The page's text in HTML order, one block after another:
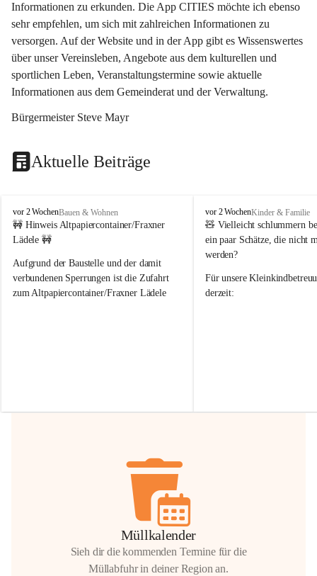
Informationen zu erkunden. Die App CITIES möchte ich ebenso
sehr empfehlen, um sich mit zahlreichen Informationen zu
versorgen. Auf der Website und in der App gibt es Wissenswertes
über unser Vereinsleben, Angebote aus dem kulturellen und
sportlichen Leben, Veranstaltungstermine sowie aktuelle
Informationen aus dem Gemeinderat und der Verwaltung.
Bürgermeister Steve Mayr
Aktuelle Beiträge
F
r
a
e
r
n
vor 2 WochenBauen & Wohnen
🚧 Hinweis Altpapiercontainer/Fraxner
Lädele 🚧
Aufgrund der Baustelle und der damit
verbundenen Sperrungen ist die Zufahrt
zum Altpapiercontainer/Fraxner Lädele
Hilfsbereitschaft!
F
r
a
x
r
n
vor 2 WochenKinder & Familie
🧸 Vielleicht schlummern
ein paar Schätze, die nicht
werden?
Für unsere
derzeit:
Müllkalender
Sieh dir die kommenden Termine für die
Müllabfuhr in deiner Region an.